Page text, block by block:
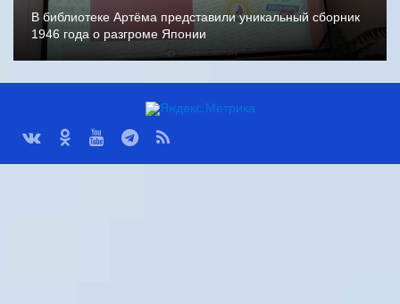
В библиотеке Артёма представили уникальный сборник
1946 года о разгроме Японии